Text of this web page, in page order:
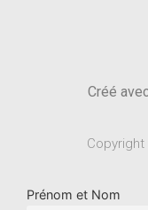
Créé
Prénom et Nom